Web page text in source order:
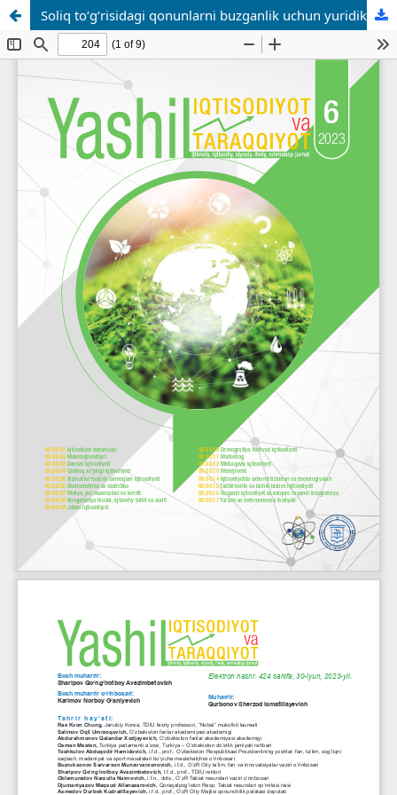
Soliq to‘g‘risidagi qonunlarni buzganlik uchun yuridik javobgarlikka tortishning huquqiy asoslari